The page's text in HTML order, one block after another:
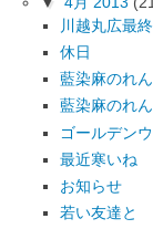
川越丸広最
休日
藍染麻のれ
藍染麻のれん
ゴールデン
最近寒いね
お知らせ
若い友達と